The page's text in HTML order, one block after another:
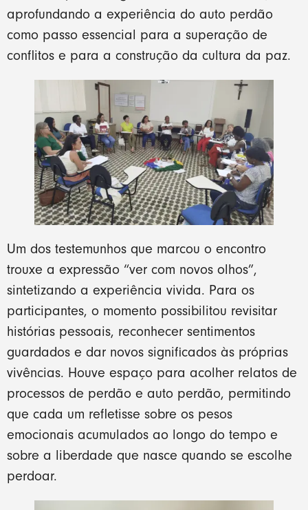
aprofundando a experiência do auto perdão
como passo essencial para a superação de
conflitos e para a construção da cultura da paz.
Um dos testemunhos que marcou o encontro
trouxe a expressão “ver com novos olhos”,
sintetizando a experiência vivida. Para os
participantes, o momento possibilitou revisitar
histórias pessoais, reconhecer sentimentos
guardados e dar novos significados às próprias
vivências. Houve espaço para acolher relatos de
processos de perdão e auto perdão, permitindo
que cada um refletisse sobre os pesos
emocionais acumulados ao longo do tempo e
sobre a liberdade que nasce quando se escolhe
perdoar.